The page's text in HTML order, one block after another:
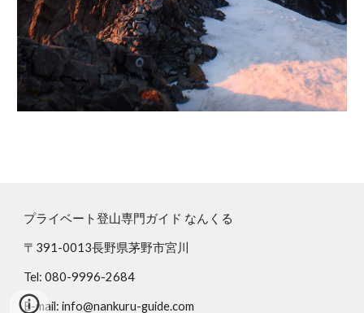
プライベート登山専門ガイド なんくる
〒391-0013長野県茅野市宮川
Tel: 080-9996-2684
E-mail: info@nankuru-guide.com